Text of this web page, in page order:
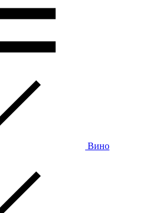
Вино